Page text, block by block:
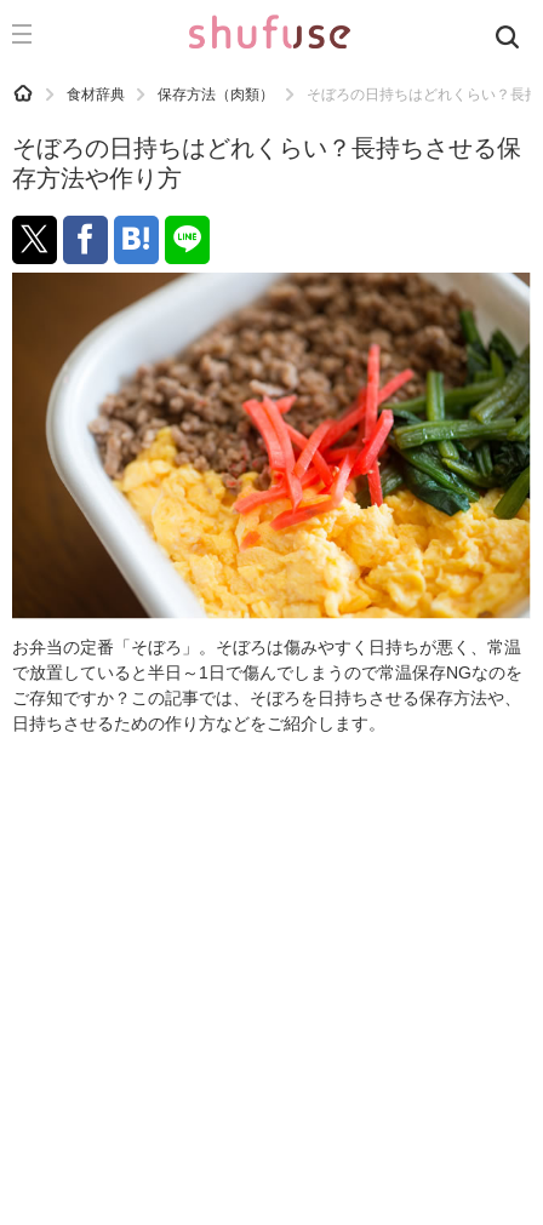
CATEGORY 記事カテゴリ
運気
洗濯
生活の知恵
掃除
マナー
趣味
食材辞典
おすすめ
HOME 食材辞典 保存方法（肉類） そぼろの日持ちはどれくらい？長
そぼろの日持ちはどれくらい？長持ちさせる保
存方法や作り方
お弁当の定番「そぼろ」。そぼろは傷みやすく日持ちが悪く、常温
で放置していると半日～1日で傷んでしまうので常温保存NGなのを
ご存知ですか？この記事では、そぼろを日持ちさせる保存方法や、
日持ちさせるための作り方などをご紹介します。